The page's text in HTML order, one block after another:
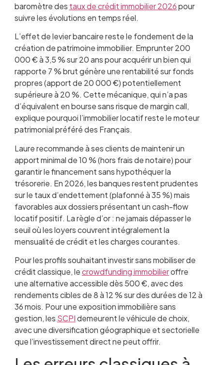
baromètre des taux de crédit immobilier 2026pour
suivre les évolutions en temps réel.
L’effet de levier bancaire reste le fondement de la
création de patrimoine immobilier. Emprunter 200
000 € à 3,5 % sur 20 ans pour acquérir un bien qui
rapporte 7 % brut génère une rentabilité sur fonds
propres (apport de 20 000 €) potentiellement
supérieure à 20 %. Cette mécanique, qui n’a pas
d’équivalent en bourse sans risque de margin call,
explique pourquoi l’immobilier locatif reste le moteur
patrimonial préféré des Français.
Laure recommande à ses clients de maintenir un
apport minimal de 10 % (hors frais de notaire) pour
garantir le financement sans hypothéquer la
trésorerie. En 2026, les banques restent prudentes
sur le taux d’endettement (plafonné à 35 %) mais
favorables aux dossiers présentant un cash-flow
locatif positif. La règle d’or : ne jamais dépasser le
seuil où les loyers couvrent intégralement la
mensualité de crédit et les charges courantes.
Pour les profils souhaitant investir sans mobiliser de
crédit classique, lecrowdfunding immobilieroffre
une alternative accessible dès 500 €, avec des
rendements cibles de 8 à 12 % sur des durées de 12 à
36 mois. Pour une exposition immobilière sans
gestion, les SCPIdemeurent le véhicule de choix,
avec une diversification géographique et sectorielle
que l’investissement direct ne peut offrir.